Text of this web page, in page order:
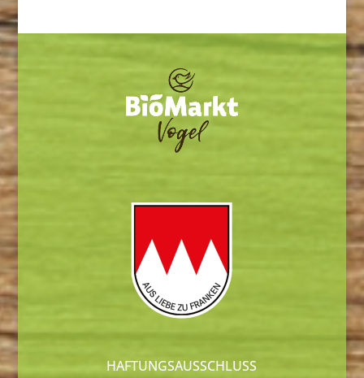
HAFTUNGSAUSSCHLUSS